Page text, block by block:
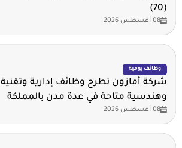
(70)
08 أغسطس 2026
وظائف يومية
شركة أمازون تطرح وظائف إدارية وتقنية
وهندسية متاحة في عدة مدن بالمملكة
08 أغسطس 2026